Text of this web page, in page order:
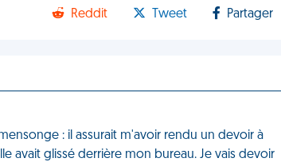
Reddit Tweet Partager
: il assurait m'avoir rendu un devoir à
avait glissé derrière mon bureau. Je vais devoir